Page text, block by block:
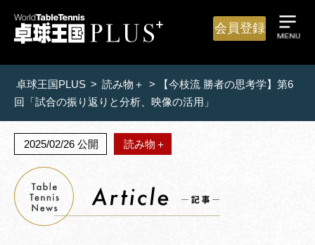
会員登録
卓球王国PLUS > 読み物＋ >
【今枝流 勝者の思考学】第6
回「試合の振り返りと分析、映像の活用」
2025/02/26 公開 読み物＋